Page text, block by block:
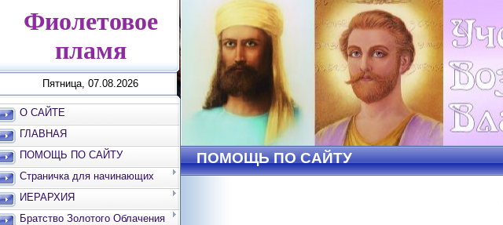
Фиолетовое
пламя
Пятница, 07.08.2026
О САЙТЕ
ГЛАВНАЯ
ПОМОЩЬ ПО САЙТУ
Страничка для начинающих
ИЕРАРХИЯ
Братство Золотого Облачения
ПОМОЩЬ ПО САЙТУ